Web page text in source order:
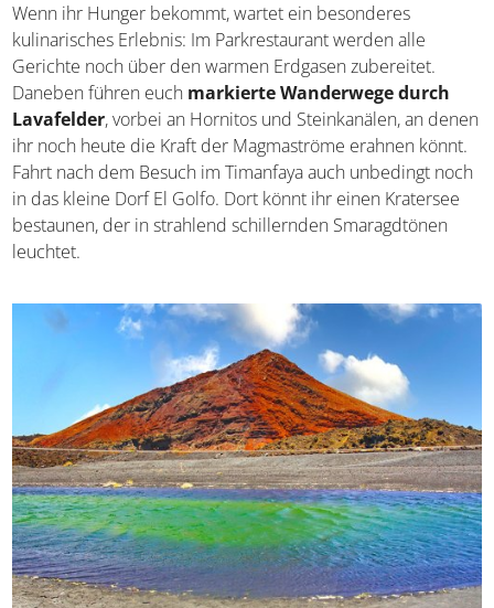
Wenn ihr Hunger bekommt, wartet ein besonderes
kulinarisches Erlebnis: Im Parkrestaurant werden alle
Gerichte noch über den warmen Erdgasen zubereitet.
Daneben führen euch markierte Wanderwege durch
Lavafelder, vorbei an Hornitos und Steinkanälen, an denen
ihr noch heute die Kraft der Magmaströme erahnen könnt.
Fahrt nach dem Besuch im Timanfaya auch unbedingt noch
in das kleine Dorf El Golfo. Dort könnt ihr einen Kratersee
bestaunen, der in strahlend schillernden Smaragdtönen
leuchtet.